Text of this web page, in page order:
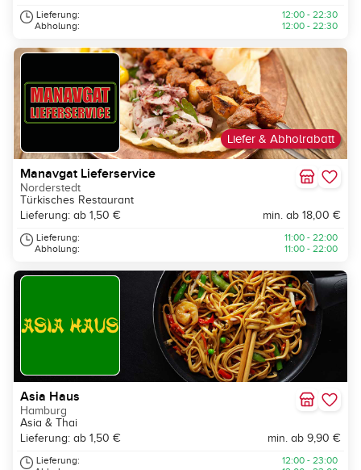
Lieferung:
Abholung:
12:00 - 22:30
12:00 - 22:30
Liefer & Abholrabatt
Manavgat Lieferservice
Norderstedt
Türkisches Restaurant
Lieferung: ab 1,50 €
min. ab 18,00 €
Lieferung:
Abholung:
11:00 - 22:00
11:00 - 22:00
Asia Haus
Hamburg
Asia & Thai
Lieferung: ab 1,50 €
min. ab 9,90 €
Lieferung:
12:00 - 23:00